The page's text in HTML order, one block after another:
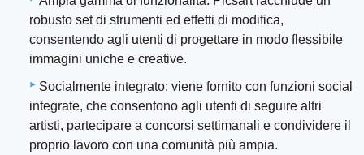
robusto set di strumenti ed effetti di modifica,
consentendo agli utenti di progettare in modo flessibile
immagini uniche e creative.
Socialmente integrato: viene fornito con funzioni social
integrate, che consentono agli utenti di seguire altri
artisti, partecipare a concorsi settimanali e condividere il
proprio lavoro con una comunità più ampia.